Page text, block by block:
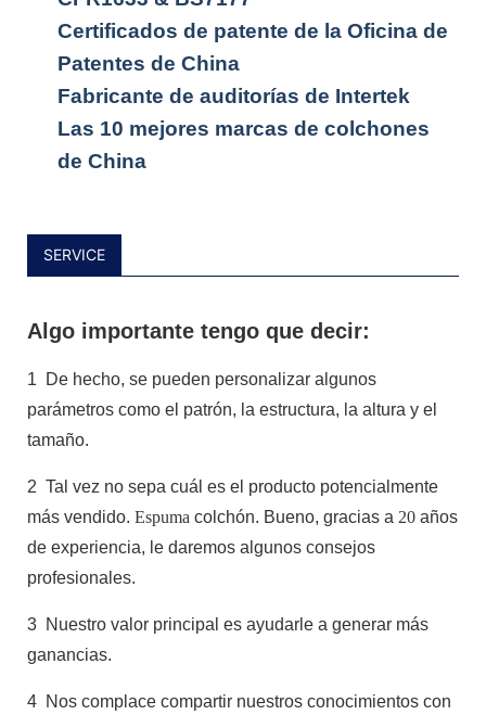
Certificados de patente de la Oficina de
Patentes de China
Fabricante de auditorías de Intertek
Las 10 mejores marcas de colchones
de China
SERVICE
Algo importante tengo que decir:
1
De hecho, se pueden personalizar algunos
parámetros como el patrón, la estructura, la altura y el
tamaño.
2 Tal vez no sepa cuál es el producto potencialmente
más vendido. Espuma colchón. Bueno, gracias a 20 años
de experiencia, le daremos algunos consejos
profesionales.
3 Nuestro valor principal es ayudarle a generar más
ganancias.
4 Nos complace compartir nuestros conocimientos con